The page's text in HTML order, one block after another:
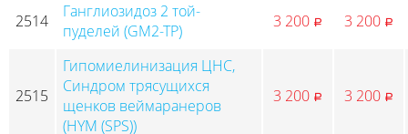
2514
Ганглиозидоз 2 той-
пуделей (GM2-TP)
3 200 p 3 200 p
2515
Гипомиелинизация ЦНС,
Синдром трясущихся
щенков веймаранеров
(HYM (SPS))
3 200 p 3 200 p